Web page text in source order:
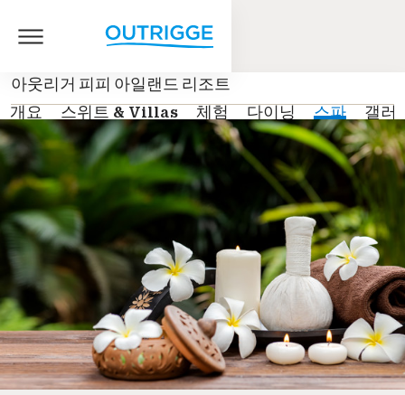
아웃리거 피피 아일랜드 리조트
개요
스위트 & Villas 체험 다이닝 스파 갤러